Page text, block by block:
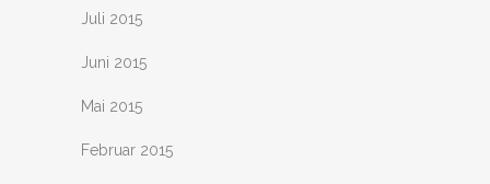
Juli 2015
Juni 2015
Mai 2015
Februar 2015